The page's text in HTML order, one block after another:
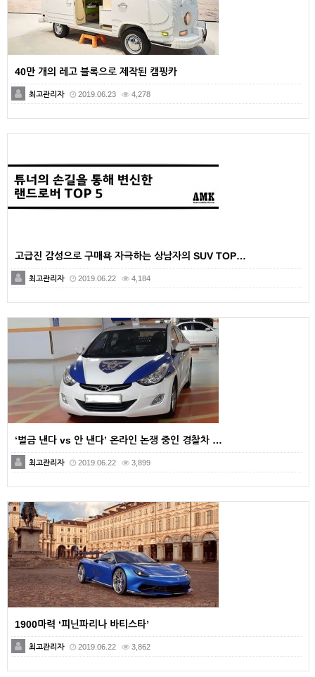
40만 개의 레고 블록으로 제작된 캠핑카
최고관리자 2019.06.23 4,278
고급진 감성으로 구매욕 자극하는 상남자의 SUV TOP…
최고관리자 2019.06.22 4,184
‘벌금 낸다 vs 안 낸다’ 온라인 논쟁 중인 경찰차 …
최고관리자 2019.06.22 3,899
1900마력 ‘피닌파리나 바티스타’
최고관리자 2019.06.22 3,862